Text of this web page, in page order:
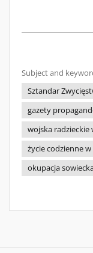
Subject and
Sztandar
gazety
wojska radzieckie
życie codzienne
okupacja